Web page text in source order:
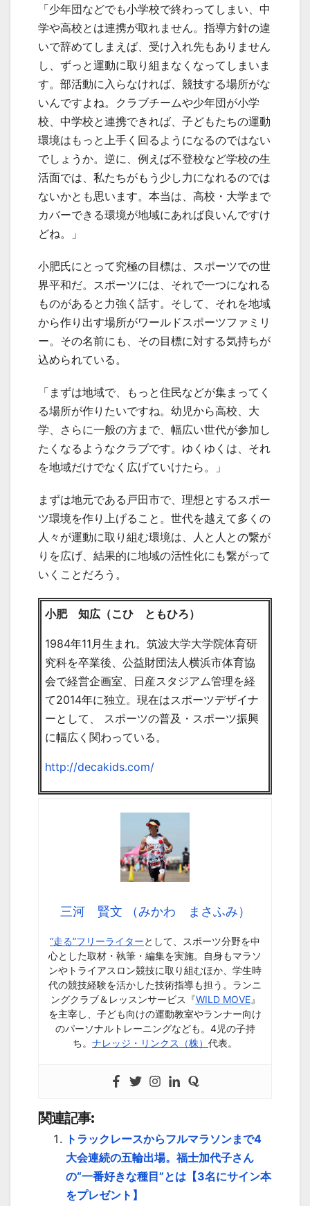
「少年団などでも小学校で終わってしまい、中
学や高校とは連携が取れません。指導方針の違
いで辞めてしまえば、受け入れ先もありません
し、ずっと運動に取り組まなくなってしまいま
す。部活動に入らなければ、競技する場所がな
いんですよね。クラブチームや少年団が小学
校、中学校と連携できれば、子どもたちの運動
環境はもっと上手く回るようになるのではない
でしょうか。逆に、例えば不登校など学校の生
活面では、私たちがもう少し力になれるのでは
ないかとも思います。本当は、高校・大学まで
カバーできる環境が地域にあれば良いんですけ
どね。」
小肥氏にとって究極の目標は、スポーツでの世
界平和だ。スポーツには、それで一つになれる
ものがあると力強く話す。そして、それを地域
から作り出す場所がワールドスポーツファミリ
ー。その名前にも、その目標に対する気持ちが
込められている。
「まずは地域で、もっと住民などが集まってく
る場所が作りたいですね。幼児から高校、大
学、さらに一般の方まで、幅広い世代が参加し
たくなるようなクラブです。ゆくゆくは、それ
を地域だけでなく広げていけたら。」
まずは地元である戸田市で、理想とするスポー
ツ環境を作り上げること。世代を越えて多くの
人々が運動に取り組む環境は、人と人との繋が
りを広げ、結果的に地域の活性化にも繋がって
いくことだろう。
小肥 知広（こひ ともひろ）
1984年11月生まれ。筑波大学大学院体育研
究科を卒業後、公益財団法人横浜市体育協
会で経営企画室、日産スタジアム管理を経
て2014年に独立。現在はスポーツデザイナ
ーとして、 スポーツの普及・スポーツ振興
に幅広く関わっている。
http://decakids.com/
三河 賢文 （みかわ まさふみ）
“走る”フリーライターとして、スポーツ分野を中
心とした取材・執筆・編集を実施。自身もマラソ
ンやトライアスロン競技に取り組むほか、学生時
代の競技経験を活かした技術指導も担う。ランニ
ングクラブ＆レッスンサービス『WILD MOVE』
を主宰し、子ども向けの運動教室やランナー向け
のパーソナルトレーニングなども。4児の子持
ち。 ナレッジ・リンクス（株） 代表。
関連記事:
トラックレースからフルマラソンまで4
大会連続の五輪出場。福士加代子さん
の“一番好きな種目”とは【3名にサイン本
をプレゼント】